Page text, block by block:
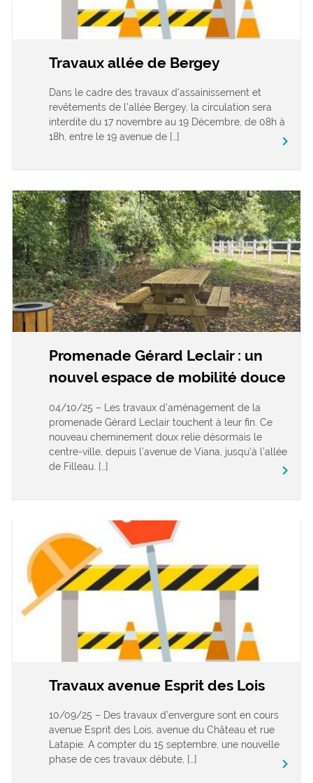
Travaux allée de Bergey
Dans le cadre des travaux d’assainissement et
revêtements de l’allée Bergey, la circulation sera
interdite du 17 novembre au 19 Décembre, de 08h à
18h, entre le 19 avenue de […]
keyboard_arrow_right
Promenade Gérard Leclair : un
nouvel espace de mobilité douce
04/10/25 – Les travaux d’aménagement de la
promenade Gérard Leclair touchent à leur fin. Ce
nouveau cheminement doux relie désormais le
centre-ville, depuis l’avenue de Viana, jusqu’à l’allée
de Filleau. […]
keyboard_arrow_right
Travaux avenue Esprit des Lois
10/09/25 – Des travaux d’envergure sont en cours
avenue Esprit des Lois, avenue du Château et rue
Latapie. A compter du 15 septembre, une nouvelle
phase de ces travaux débute, […]
keyboard_arrow_right